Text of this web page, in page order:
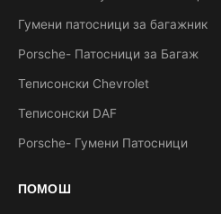
Гумени патосници за багажник
Porsche- Патосници за Багаж
Теписонски Chevrolet
Теписонски DAF
Porsche- Гумени Патосници
ПОМОШ